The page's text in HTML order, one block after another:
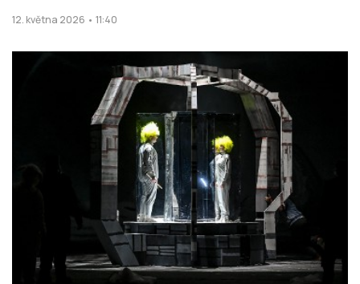
12. května 2026 • 11:40